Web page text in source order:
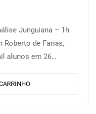
Junguiana – 1h
Roberto de Farias,
alunos em 26